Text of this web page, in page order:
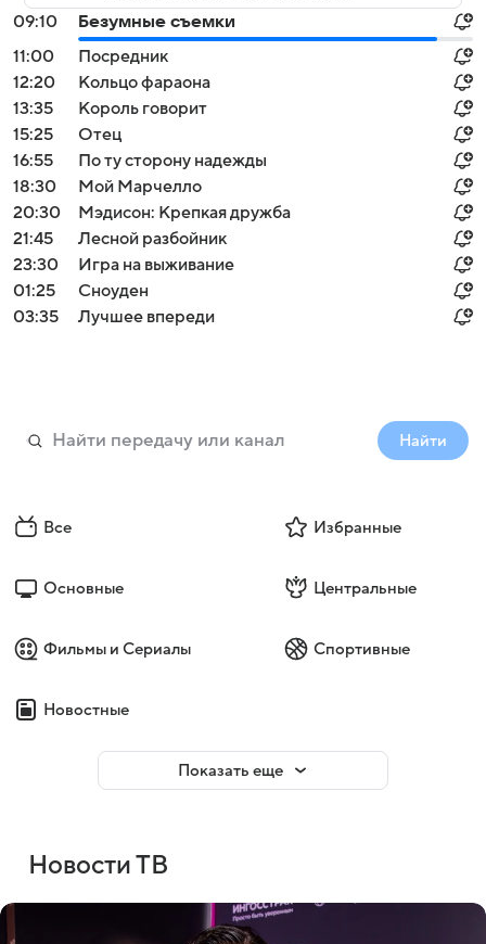
09:10
Безумные съемки
11:00
Посредник
12:20
Кольцо фараона
13:35
Король говорит
15:25
Отец
16:55
По ту сторону надежды
18:30
Мой Марчелло
20:30
Мэдисон: Крепкая дружба
21:45
Лесной разбойник
23:30
Игра на выживание
01:25
Сноуден
03:35
Лучшее впереди
Найти
Все Избранные
Основные Центральные
Фильмы и Сериалы Спортивные
Новостные
Показать еще
Новости ТВ